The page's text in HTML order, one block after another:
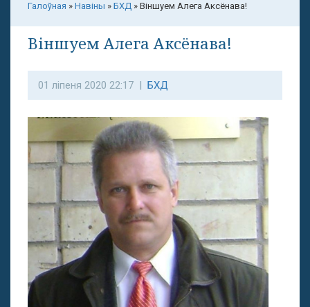
Галоўная » Навіны » БХД » Віншуем Алега Аксёнава!
Віншуем Алега Аксёнава!
01 ліпеня 2020 22:17 | БХД